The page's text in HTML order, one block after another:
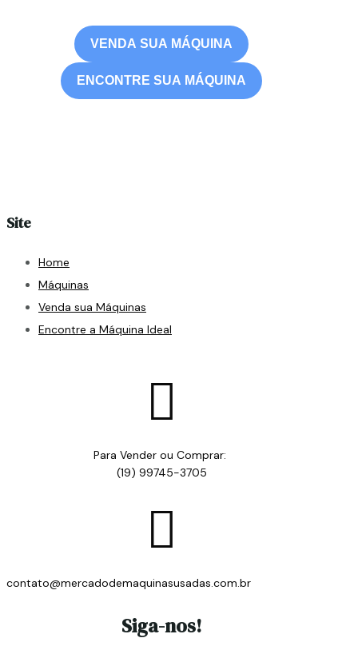
VENDA SUA MÁQUINA
ENCONTRE SUA MÁQUINA
Site
Home
Máquinas
Venda sua Máquinas
Encontre a Máquina Ideal

Para Vender ou Comprar:
(19) 99745-3705

contato@mercadodemaquinasusadas.com.br
Siga-nos!